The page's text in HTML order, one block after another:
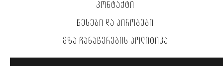
ᲙᲝᲜᲢᲐᲥᲢᲘ
ᲬᲔᲡᲔᲑᲘ ᲓᲐ ᲞᲘᲠᲝᲑᲔᲑᲘ
ᲛᲖᲐ ᲩᲐᲜᲐᲬᲔᲠᲔᲑᲘᲡ ᲞᲝᲚᲘᲢᲘᲙᲐ